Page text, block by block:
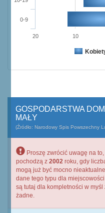
0-9
20 10
GOSPODARSTWA
MAŁY
(Źródło: Narodowy Spis Powszechny
Proszę zwrócić uwagę na
pochodzą z 2002 roku, gdy
mogą już być mocno
dane tego typu dla
są tutaj dla kompletności w
żadne.